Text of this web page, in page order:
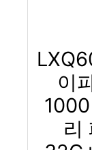
이
리